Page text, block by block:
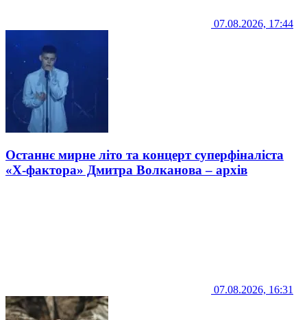
07.08.2026, 17:44
Останнє мирне літо та концерт суперфіналіста
«Х-фактора» Дмитра Волканова – архів
07.08.2026, 16:31